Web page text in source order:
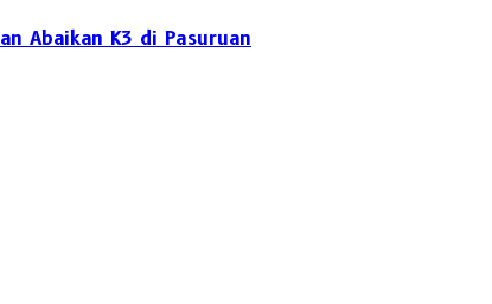
Abaikan K3 di Pasuruan